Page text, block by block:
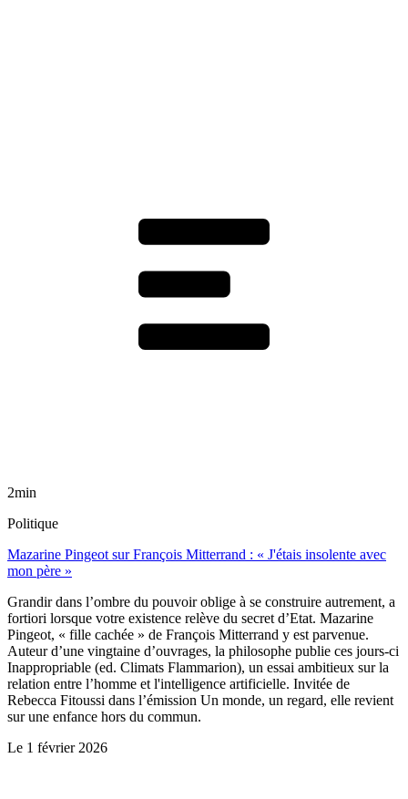
2min
Politique
Mazarine Pingeot sur François Mitterrand : « J'étais insolente avec
mon père »
Grandir dans l’ombre du pouvoir oblige à se construire autrement, a
fortiori lorsque votre existence relève du secret d’Etat. Mazarine
Pingeot, « fille cachée » de François Mitterrand y est parvenue.
Auteur d’une vingtaine d’ouvrages, la philosophe publie ces jours-ci
Inappropriable (ed. Climats Flammarion), un essai ambitieux sur la
relation entre l’homme et l'intelligence artificielle. Invitée de
Rebecca Fitoussi dans l’émission Un monde, un regard, elle revient
sur une enfance hors du commun.
Le 1 février 2026